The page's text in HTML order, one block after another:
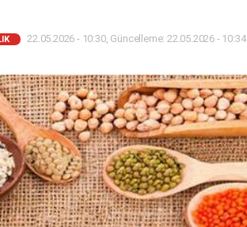
22.05.2026 - 10:30, Güncelleme: 22.05.2026 - 10:34